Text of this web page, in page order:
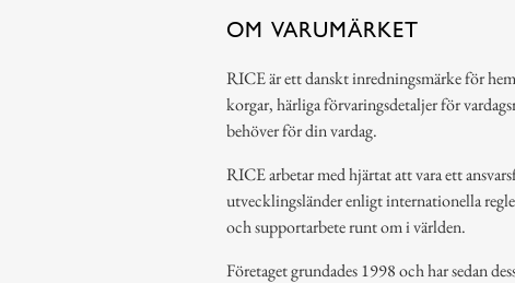
OM VARUMÄRKET
RICE är ett danskt inredningsmärke för
korgar, härliga förvaringsdetaljer för
behöver för din vardag.
RICE arbetar med hjärtat att vara ett
utvecklingsländer enligt internationella
och supportarbete runt om i världen.
Företaget grundades 1998 och har sedan